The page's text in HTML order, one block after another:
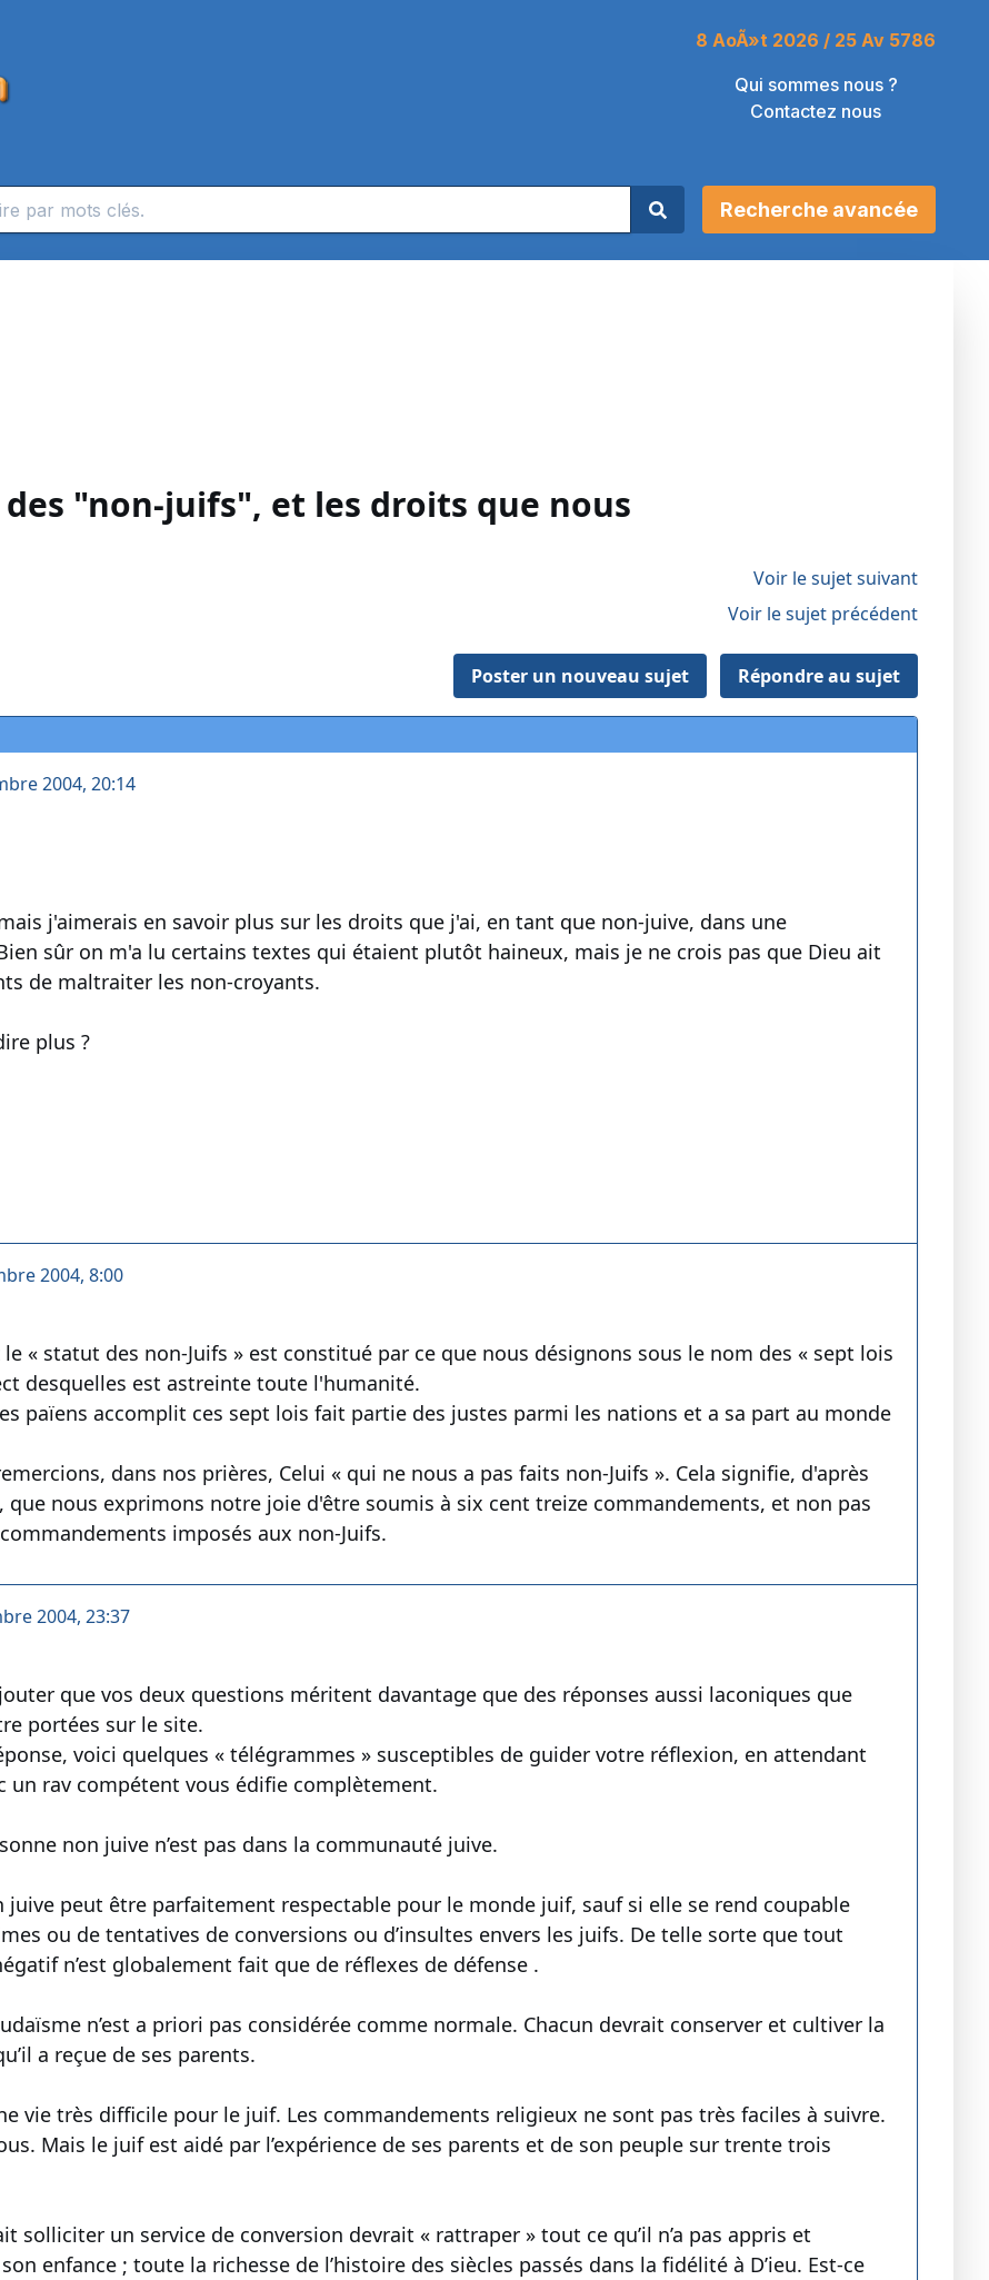
8 AoÃ»t 2026 / 25 Av 5786
Qui sommes nous ?
Contactez nous
Recherche avancée
"non-juifs", et les droits que nous
Voir le sujet suivant
Voir le sujet précédent
Poster un nouveau sujet Répondre au sujet
2004, 20:14
j'aimerais en savoir plus sur les droits que j'ai, en tant que non-juive, dans une
sûr on m'a lu certains textes qui étaient plutôt haineux, mais je ne crois pas que Dieu ait
de maltraiter les non-croyants.
plus ?
2004, 8:00
le « statut des non-Juifs » est constitué par ce que nous désignons sous le nom des « sept lois
desquelles est astreinte toute l'humanité.
païens accomplit ces sept lois fait partie des justes parmi les nations et a sa part au monde
dans nos prières, Celui « qui ne nous a pas faits non-Juifs ». Cela signifie, d'après
que nous exprimons notre joie d'être soumis à six cent treize commandements, et non pas
imposés aux non-Juifs.
2004, 23:37
que vos deux questions méritent davantage que des réponses aussi laconiques que
portées sur le site.
voici quelques « télégrammes » susceptibles de guider votre réflexion, en attendant
un rav compétent vous édifie complètement.
non juive n’est pas dans la communauté juive.
juive peut être parfaitement respectable pour le monde juif, sauf si elle se rend coupable
ou de tentatives de conversions ou d’insultes envers les juifs. De telle sorte que tout
n’est globalement fait que de réflexes de défense .
n’est a priori pas considérée comme normale. Chacun devrait conserver et cultiver la
a reçue de ses parents.
vie très difficile pour le juif. Les commandements religieux ne sont pas très faciles à suivre.
Mais le juif est aidé par l’expérience de ses parents et de son peuple sur trente trois
solliciter un service de conversion devrait « rattraper » tout ce qu’il n’a pas appris et
enfance ; toute la richesse de l’histoire des siècles passés dans la fidélité à D’ieu. Est-ce